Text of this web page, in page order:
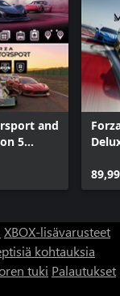
and
5
XBOX-lisävarusteet
kohtauksia
tuki Palautukset